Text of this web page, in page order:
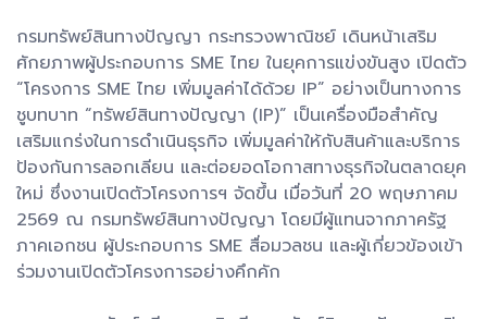
กรมทรัพย์สินทางปัญญา กระทรวงพาณิชย์ เดินหน้าเสริม
ศักยภาพผู้ประกอบการ SME ไทย ในยุคการแข่งขันสูง เปิดตัว
“โครงการ SME ไทย เพิ่มมูลค่าได้ด้วย IP” อย่างเป็นทางการ
ชูบทบาท “ทรัพย์สินทางปัญญา (IP)” เป็นเครื่องมือสำคัญ
เสริมแกร่งในการดำเนินธุรกิจ เพิ่มมูลค่าให้กับสินค้าและบริการ
ป้องกันการลอกเลียน และต่อยอดโอกาสทางธุรกิจในตลาดยุค
ใหม่ ซึ่งงานเปิดตัวโครงการฯ จัดขึ้น เมื่อวันที่ 20 พฤษภาคม
2569 ณ กรมทรัพย์สินทางปัญญา โดยมีผู้แทนจากภาครัฐ
ภาคเอกชน ผู้ประกอบการ SME สื่อมวลชน และผู้เกี่ยวข้องเข้า
ร่วมงานเปิดตัวโครงการอย่างคึกคัก